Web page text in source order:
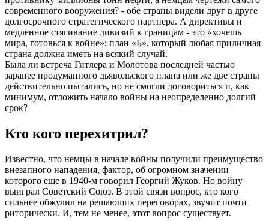
современного вооружения? - обе страны видели друг в друге
долгосрочного стратегического партнера. А директивы и
медленное стягивание дивизий к границам - это «хочешь
мира, готовься к войне»; план «Б», который любая приличная
страна должна иметь на всякий случай.
Была ли встреча Гитлера и Молотова последней частью
заранее продуманного дьявольского плана или же две страны
действительно пытались, но не смогли договориться и, как
минимум, отложить начало войны на неопределенно долгий
срок?
Кто кого перехитрил?
Известно, что немцы в начале войны получили преимущество
внезапного нападения, фактор, об огромном значении
которого еще в 1940-м говорил Георгий Жуков. Но войну
выиграл Советский Союз. В этой связи вопрос, кто кого
сильнее обжулил на решающих переговорах, звучит почти
риторически. И, тем не менее, этот вопрос существует.